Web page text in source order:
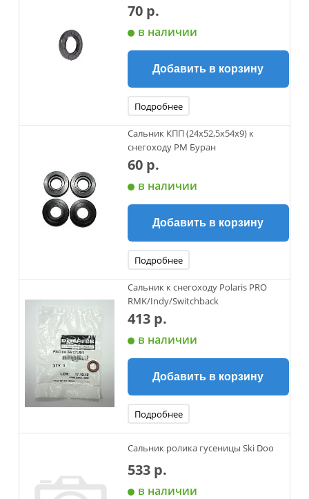
70 р.
в наличии
Добавить в корзину
Подробнее
Сальник КПП (24х52,5х54х9) к
снегоходу РМ Буран
60 р.
в наличии
Добавить в корзину
Подробнее
Сальник к снегоходу Polaris PRO
RMK/Indy/Switchback
413 р.
в наличии
Добавить в корзину
Подробнее
Сальник ролика гусеницы Ski Doo
533 р.
в наличии